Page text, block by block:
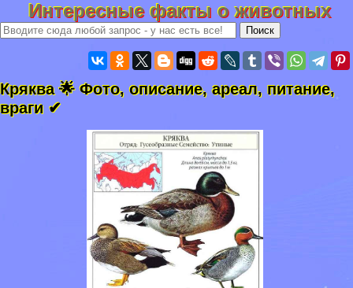
Интересные факты о животных
Кряква 🌟 Фото, описание, ареал, питание,
враги ✔